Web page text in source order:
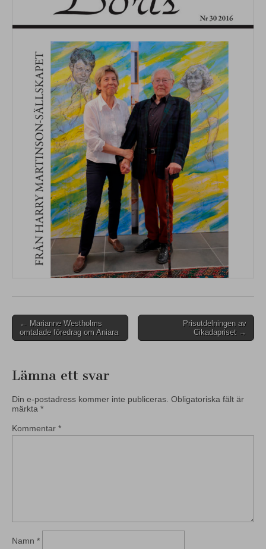
Post
navigation
← Marianne Westholms
omtalade föredrag om Aniara
Prisutdelningen av
Cikadapriset →
Lämna ett svar
Din e-postadress kommer inte publiceras. Obligatoriska fält är
märkta *
Kommentar *
Namn *